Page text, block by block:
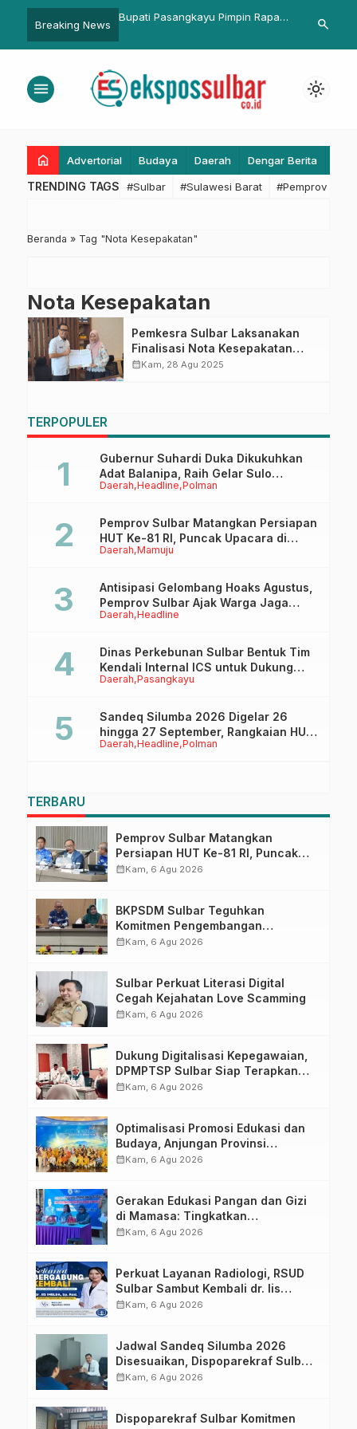
Breaking News
Pengadaan
Bupati Pasangkayu Pimpin Rapat
Serentak
Bertemu
Perpanjang
search
menu light_mode
home Advertorial Budaya Daerah Dengar Berita
TRENDING TAGS #Sulbar #Sulawesi Barat #Pemprov
Beranda » Tag "Nota Kesepakatan"
Nota Kesepakatan
Pemkesra Sulbar Laksanakan
Finalisasi Nota Kesepakatan
Bersama Poltekkes Mamuju
calendar_monthKam, 28 Agu 2025
TERPOPULER
Daerah Headline Polman
Gubernur Suhardi Duka Dikukuhkan
Adat Balanipa, Raih Gelar Sulo
Tappidena
Daerah Mamuju
Pemprov Sulbar Matangkan Persiapan
HUT Ke-81 RI, Puncak Upacara di
Lapangan Ahmad Kirang
Daerah Headline
Antisipasi Gelombang Hoaks Agustus,
Pemprov Sulbar Ajak Warga Jaga
Ruang Digital
Daerah Pasangkayu
Dinas Perkebunan Sulbar Bentuk Tim
Kendali Internal ICS untuk Dukung
Sertifikasi ISPO Pekebun di
Daerah Headline Polman
Sandeq Silumba 2026 Digelar 26
hingga 27 September, Rangkaian HUT
Sulbar
TERBARU
Pemprov Sulbar Matangkan
Persiapan HUT Ke-81 RI, Puncak
Upacara di Lapangan Ahmad
calendar_monthKam, 6 Agu 2026
BKPSDM Sulbar Teguhkan
Komitmen Pengembangan
Kompetensi ASN melalui
calendar_monthKam, 6 Agu 2026
Sulbar Perkuat Literasi Digital
Cegah Kejahatan Love Scamming
calendar_monthKam, 6 Agu 2026
Dukung Digitalisasi Kepegawaian,
DPMPTSP Sulbar Siap Terapkan
Aplikasi FLEKSI ASN
calendar_monthKam, 6 Agu 2026
Optimalisasi Promosi Edukasi dan
Budaya, Anjungan Provinsi
Sulawesi Barat Perkuat Kolaborasi
calendar_monthKam, 6 Agu 2026
Gerakan Edukasi Pangan dan Gizi
di Mamasa: Tingkatkan
Pengetahuan dan Keterampilan
calendar_monthKam, 6 Agu 2026
Perkuat Layanan Radiologi, RSUD
Sulbar Sambut Kembali dr. Iis
Imelda, Sp.Rad
calendar_monthKam, 6 Agu 2026
Jadwal Sandeq Silumba 2026
Disesuaikan, Dispoparekraf Sulbar
Pastikan Persiapan Tetap
calendar_monthKam, 6 Agu 2026
Dispoparekraf Sulbar Komitmen